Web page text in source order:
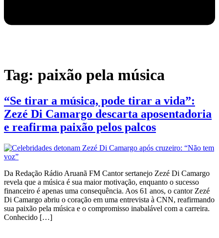
Tag: paixão pela música
“Se tirar a música, pode tirar a vida”:
Zezé Di Camargo descarta aposentadoria
e reafirma paixão pelos palcos
Da Redação Rádio Aruanã FM Cantor sertanejo Zezé Di Camargo
revela que a música é sua maior motivação, enquanto o sucesso
financeiro é apenas uma consequência. Aos 61 anos, o cantor Zezé
Di Camargo abriu o coração em uma entrevista à CNN, reafirmando
sua paixão pela música e o compromisso inabalável com a carreira.
Conhecido […]